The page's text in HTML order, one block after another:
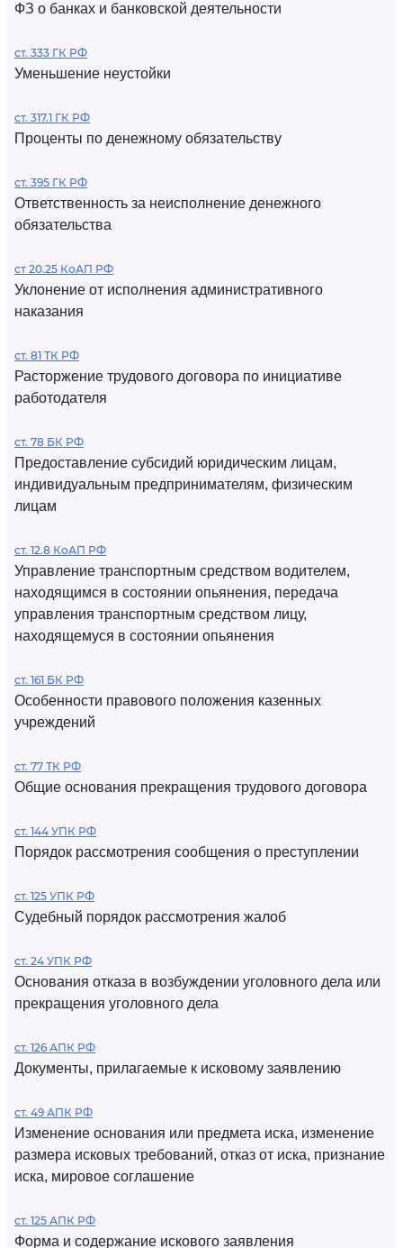
ФЗ о банках и банковской деятельности
ст. 333 ГК РФ
Уменьшение неустойки
ст. 317.1 ГК РФ
Проценты по денежному обязательству
ст. 395 ГК РФ
Ответственность за неисполнение денежного
обязательства
ст 20.25 КоАП РФ
Уклонение от исполнения административного
наказания
ст. 81 ТК РФ
Расторжение трудового договора по инициативе
работодателя
ст. 78 БК РФ
Предоставление субсидий юридическим лицам,
индивидуальным предпринимателям, физическим
лицам
ст. 12.8 КоАП РФ
Управление транспортным средством водителем,
находящимся в состоянии опьянения, передача
управления транспортным средством лицу,
находящемуся в состоянии опьянения
ст. 161 БК РФ
Особенности правового положения казенных
учреждений
ст. 77 ТК РФ
Общие основания прекращения трудового договора
ст. 144 УПК РФ
Порядок рассмотрения сообщения о преступлении
ст. 125 УПК РФ
Судебный порядок рассмотрения жалоб
ст. 24 УПК РФ
Основания отказа в возбуждении уголовного дела или
прекращения уголовного дела
ст. 126 АПК РФ
Документы, прилагаемые к исковому заявлению
ст. 49 АПК РФ
Изменение основания или предмета иска, изменение
размера исковых требований, отказ от иска, признание
иска, мировое соглашение
ст. 125 АПК РФ
Форма и содержание искового заявления